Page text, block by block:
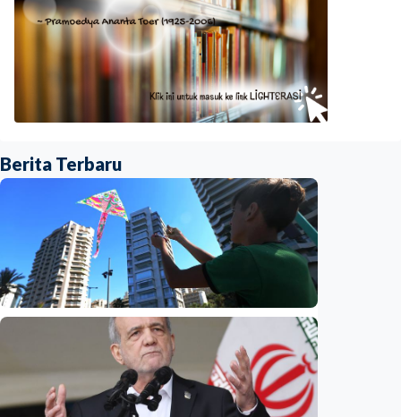
Berita Terbaru
Dugaan spionase guncang PBB, staf UNICEF
diduga bocorkan informasi ke Israel
Indonesia 08 Aug 2026